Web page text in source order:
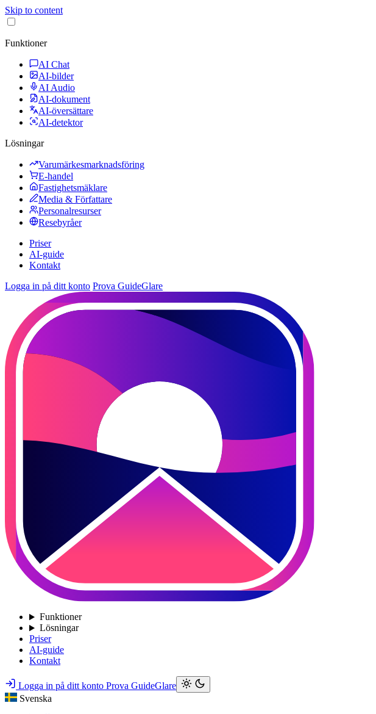
Skip to content
Funktioner
AI Chat
AI-bilder
AI Audio
AI-dokument
AI-översättare
AI-detektor
Lösningar
Varumärkesmarknadsföring
E-handel
Fastighetsmäklare
Media & Författare
Personalresurser
Resebyråer
Priser
AI-guide
Kontakt
Logga in på ditt konto Prova GuideGlare
Funktioner
Lösningar
Priser
AI-guide
Kontakt
Logga in på ditt konto Prova GuideGlare
Svenska